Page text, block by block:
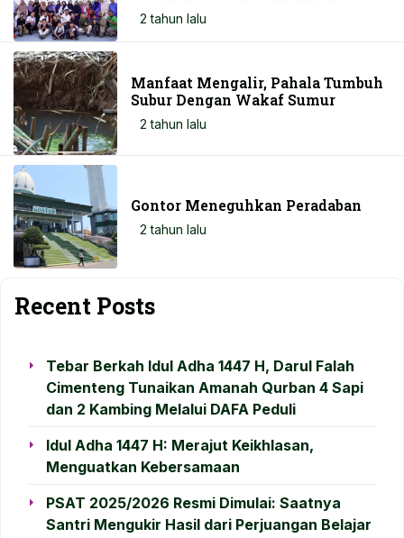
2 tahun lalu
Manfaat Mengalir, Pahala Tumbuh
Subur Dengan Wakaf Sumur
2 tahun lalu
Gontor Meneguhkan Peradaban
2 tahun lalu
Recent Posts
Tebar Berkah Idul Adha 1447 H, Darul Falah
Cimenteng Tunaikan Amanah Qurban 4 Sapi
dan 2 Kambing Melalui DAFA Peduli
Idul Adha 1447 H: Merajut Keikhlasan,
Menguatkan Kebersamaan
PSAT 2025/2026 Resmi Dimulai: Saatnya
Santri Mengukir Hasil dari Perjuangan Belajar